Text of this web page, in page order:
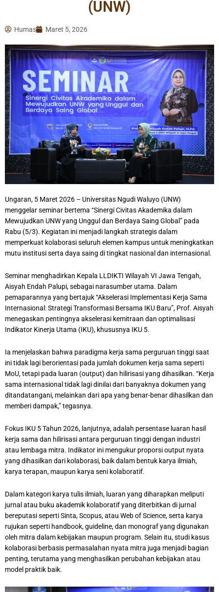
(UNW)
Humas Maret 5, 2026
Ungaran, 5 Maret 2026 – Universitas Ngudi Waluyo (UNW)
menggelar seminar bertema “Sinergi Civitas Akademika dalam
Mewujudkan UNW yang Unggul dan Berdaya Saing Global” pada
Rabu (5/3). Kegiatan ini menjadi langkah strategis dalam
memperkuat kolaborasi seluruh elemen kampus untuk meningkatkan
mutu institusi serta daya saing di tingkat nasional dan internasional.
Seminar menghadirkan Kepala LLDIKTI Wilayah VI Jawa Tengah,
Aisyah Endah Palupi, sebagai narasumber utama. Dalam
pemaparannya yang bertajuk “Akselerasi Implementasi Kerja Sama
Internasional: Strategi Transformasi Bersama IKU Baru”, Prof. Aisyah
menegaskan pentingnya akselerasi kemitraan dan optimalisasi
Indikator Kinerja Utama (IKU), khususnya IKU 5.
Ia menjelaskan bahwa paradigma kerja sama perguruan tinggi saat
ini tidak lagi berorientasi pada jumlah dokumen kerja sama seperti
MoU, tetapi pada luaran (output) dan hilirisasi yang dihasilkan. “Kerja
sama internasional tidak lagi dinilai dari banyaknya dokumen yang
ditandatangani, melainkan dari apa yang benar-benar dihasilkan dan
memberi dampak,” tegasnya.
Fokus IKU 5 Tahun 2026, lanjutnya, adalah persentase luaran hasil
kerja sama dan hilirisasi antara perguruan tinggi dengan industri
atau lembaga mitra. Indikator ini mengukur proporsi output nyata
yang dihasilkan dari kolaborasi, baik dalam bentuk karya ilmiah,
karya terapan, maupun karya seni kolaboratif.
Dalam kategori karya tulis ilmiah, luaran yang diharapkan meliputi
jurnal atau buku akademik kolaboratif yang diterbitkan di jurnal
bereputasi seperti Sinta, Scopus, atau Web of Science, serta karya
rujukan seperti handbook, guideline, dan monograf yang digunakan
oleh mitra dalam kebijakan maupun program. Selain itu, studi kasus
kolaborasi berbasis permasalahan nyata mitra juga menjadi bagian
penting, terutama yang menghasilkan perubahan kebijakan atau
model praktik baik.